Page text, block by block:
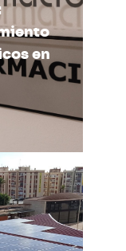
en